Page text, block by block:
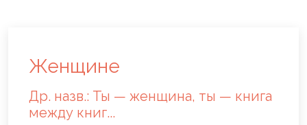
Женщине
Др. назв.: Ты — женщина, ты — книга
между книг...